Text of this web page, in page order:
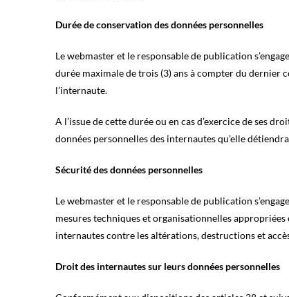
Durée de conservation des données personnelles
Le webmaster et le responsable de publication
durée maximale de trois (3) ans à compter du dernier
l’internaute.
A l’issue de cette durée ou en cas d’exercice de ses
données personnelles des internautes qu’elle
Sécurité des données personnelles
Le webmaster et le responsable de publication
mesures techniques et organisationnelles
internautes contre les altérations, destructions et
Droit des internautes sur leurs données personnelles